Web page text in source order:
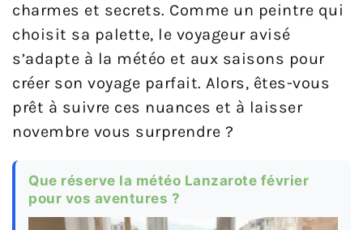
charmes et secrets. Comme un peintre qui
choisit sa palette, le voyageur avisé
s’adapte à la météo et aux saisons pour
créer son voyage parfait. Alors, êtes-vous
prêt à suivre ces nuances et à laisser
novembre vous surprendre ?
Que réserve la météo Lanzarote février
pour vos aventures ?